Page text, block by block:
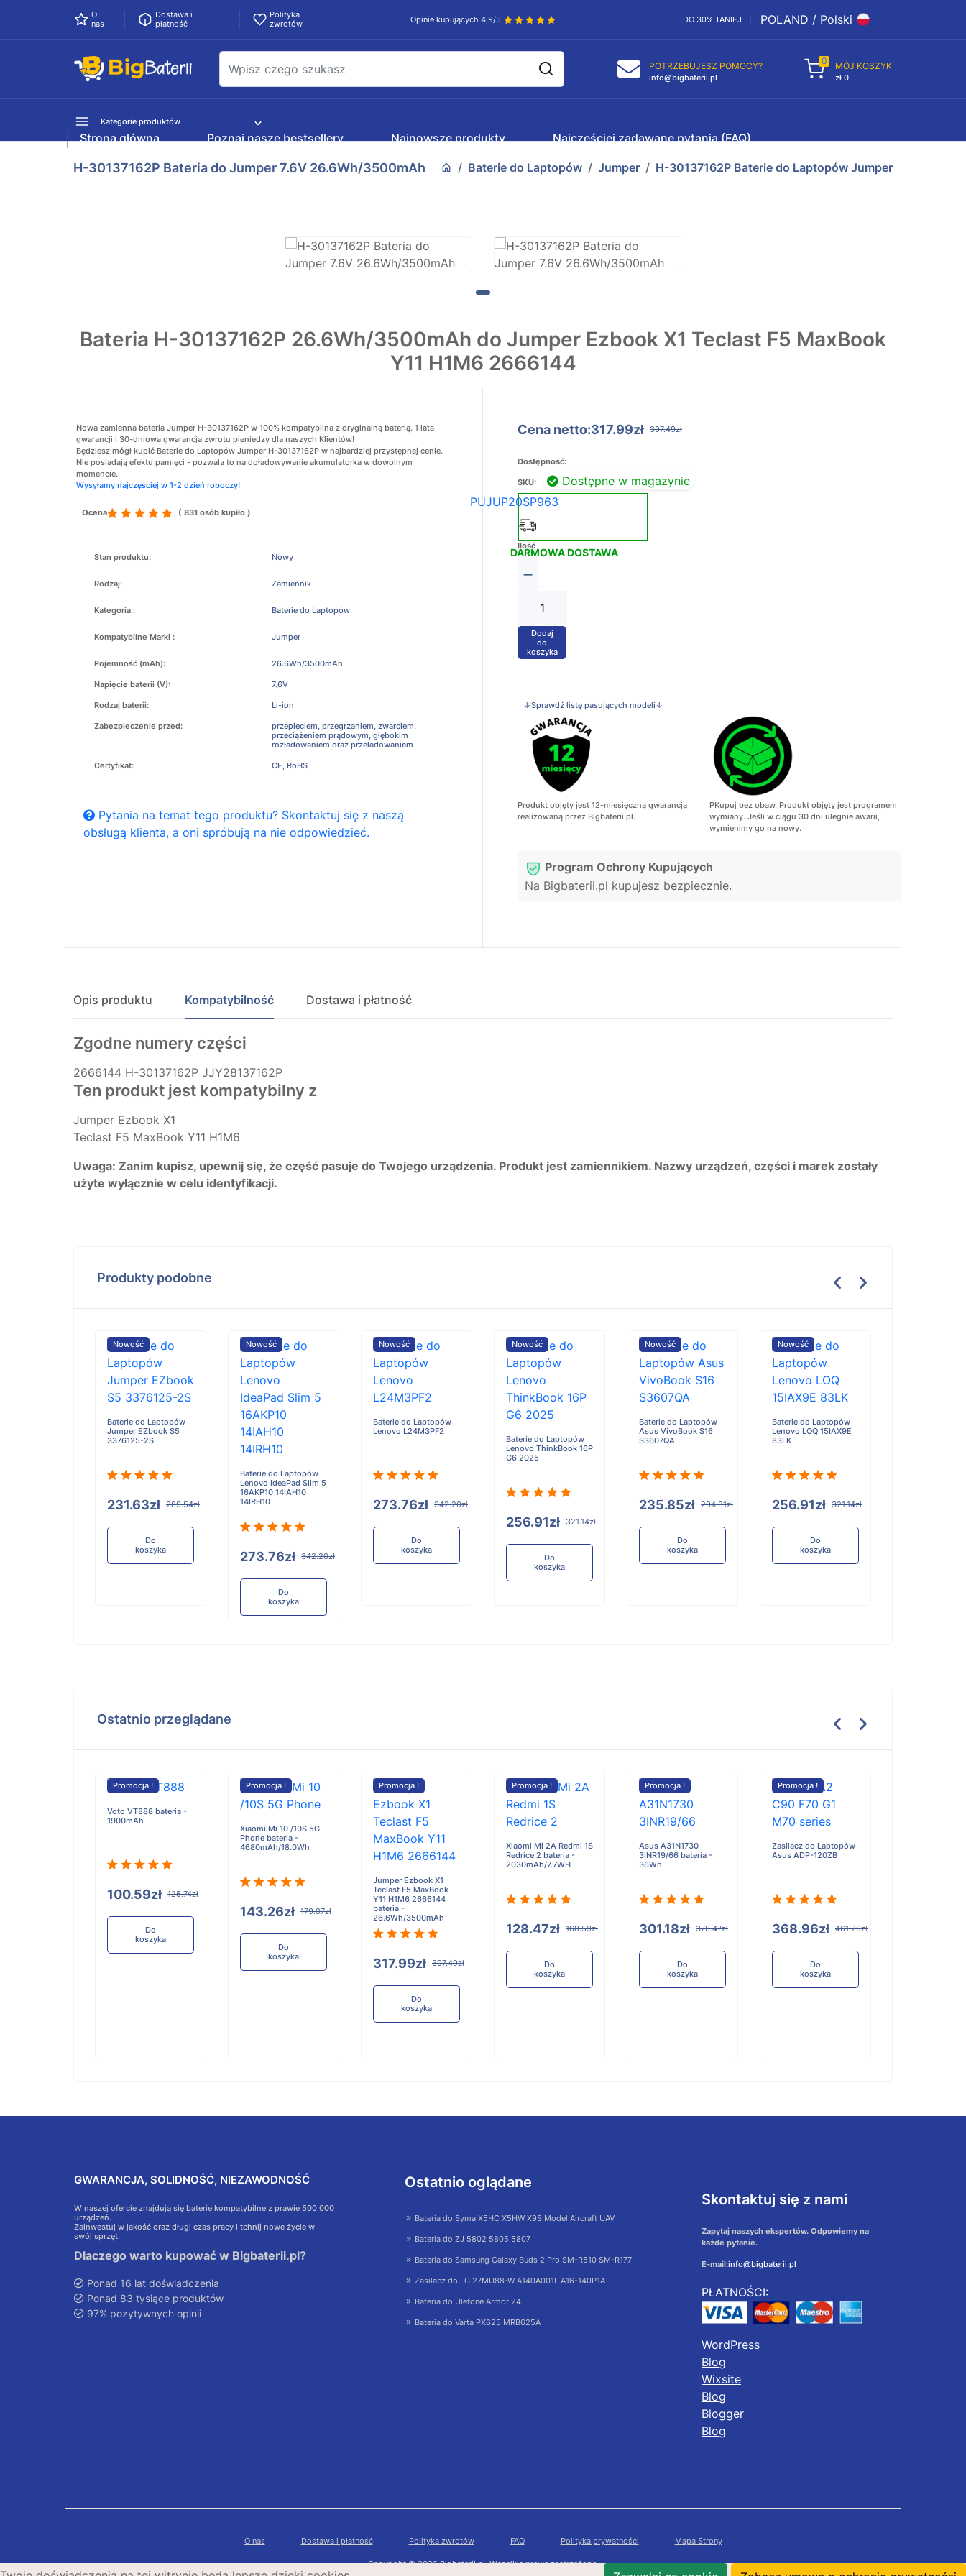
O
nas
Dostawa i
płatność
Polityka
zwrotów
Opinie kupujących 4,9/5 DO 30% TANIEJ POLAND / Polski
POTRZEBUJESZ POMOCY?
info@bigbaterii.pl
0 MÓJ KOSZYK
zł 0
Kategorie produktów
Strona główna Poznaj nasze bestsellery Najnowsze produkty Najczęściej zadawane pytania (FAQ)
H-30137162P Bateria do Jumper 7.6V 26.6Wh/3500mAh Baterie do Laptopów Jumper H-30137162P Baterie do Laptopów Jumper
Bateria H-30137162P 26.6Wh/3500mAh do Jumper Ezbook X1 Teclast F5 MaxBook
Y11 H1M6 2666144
Nowa zamienna bateria Jumper H-30137162P w 100% kompatybilna z oryginalną baterią. 1 lata
gwarancji i 30-dniowa gwarancja zwrotu pieniedzy dla naszych Klientów!
Będziesz mógł kupić Baterie do Laptopów Jumper H-30137162P w najbardziej przystępnej cenie.
Nie posiadają efektu pamięci - pozwala to na doładowywanie akumulatorka w dowolnym
momencie.
Wysyłamy najczęściej w 1-2 dzień roboczy!
Ocena ( 831 osób kupiło )
Stan produktu: Nowy
Rodzaj: Zamiennik
Kategoria : Baterie do Laptopów
Kompatybilne Marki : Jumper
Pojemność (mAh): 26.6Wh/3500mAh
Napięcie baterii (V): 7.6V
Rodzaj baterii: Li-ion
Zabezpieczenie przed:
przepięciem, przegrzaniem, zwarciem,
przeciążeniem prądowym, głębokim
rozładowaniem oraz przeładowaniem
Certyfikat: CE, RoHS
Pytania na temat tego produktu? Skontaktuj się z naszą
obsługą klienta, a oni spróbują na nie odpowiedzieć.
Cena netto:317.99zł 397.49zł
Dostępność:
Dostępne w magazynie
SKU:
PUJUP20SP963
DARMOWA DOSTAWA
Ilość
−
+
Dodaj
do
koszyka
↓Sprawdź listę pasujących modeli↓
Produkt objęty jest 12-miesięczną gwarancją
realizowaną przez Bigbaterii.pl.
PKupuj bez obaw. Produkt objęty jest programem
wymiany. Jeśli w ciągu 30 dni ulegnie awarii,
wymienimy go na nowy.
Program Ochrony Kupujących
Na Bigbaterii.pl kupujesz bezpiecznie.
Opis produktu Kompatybilność Dostawa i płatność
Zgodne numery części
2666144 H-30137162P JJY28137162P
Ten produkt jest kompatybilny z
Jumper Ezbook X1
Teclast F5 MaxBook Y11 H1M6
Uwaga: Zanim kupisz, upewnij się, że część pasuje do Twojego urządzenia. Produkt jest zamiennikiem. Nazwy urządzeń, części i marek zostały
użyte wyłącznie w celu identyfikacji.
Produkty podobne
Nowość
Baterie do Laptopów
Jumper EZbook S5
3376125-2S
231.63zł 289.54zł
Do
koszyka
Nowość
Baterie do Laptopów
Lenovo IdeaPad Slim 5
16AKP10 14IAH10
14IRH10
273.76zł 342.20zł
Do
koszyka
Nowość
Baterie do Laptopów
Lenovo L24M3PF2
273.76zł 342.20zł
Do
koszyka
Nowość
Baterie do Laptopów
Lenovo ThinkBook 16P
G6 2025
256.91zł 321.14zł
Do
koszyka
Nowość
Baterie do Laptopów
Asus VivoBook S16
S3607QA
235.85zł 294.81zł
Do
koszyka
Nowość
Baterie do Laptopów
Lenovo LOQ 15IAX9E
83LK
256.91zł 321.14zł
Do
koszyka
Ostatnio przeglądane
Promocja !
Voto VT888 bateria -
1900mAh
100.59zł 125.74zł
Do
koszyka
Promocja !
Xiaomi Mi 10 /10S 5G
Phone bateria -
4680mAh/18.0Wh
143.26zł 179.07zł
Do
koszyka
Promocja !
Jumper Ezbook X1
Teclast F5 MaxBook
Y11 H1M6 2666144
bateria -
26.6Wh/3500mAh
317.99zł 397.49zł
Do
koszyka
Promocja !
Xiaomi Mi 2A Redmi 1S
Redrice 2 bateria -
2030mAh/7.7WH
128.47zł 160.59zł
Do
koszyka
Promocja !
Asus A31N1730
3INR19/66 bateria -
36Wh
301.18zł 376.47zł
Do
koszyka
Promocja !
Zasilacz do Laptopów
Asus ADP-120ZB
368.96zł 461.20zł
Do
koszyka
GWARANCJA, SOLIDNOŚĆ, NIEZAWODNOŚĆ
W naszej ofercie znajdują się baterie kompatybilne z prawie 500 000
urządzeń.
Zainwestuj w jakość oraz długi czas pracy i tchnij nowe życie w
swój sprzęt.
Dlaczego warto kupować w Bigbaterii.pl?
Ponad 16 lat doświadczenia
Ponad 83 tysiące produktów
97% pozytywnych opinii
Ostatnio oglądane
Bateria do Syma X5HC X5HW X9S Model Aircraft UAV
Bateria do ZJ 5802 5805 5807
Bateria do Samsung Galaxy Buds 2 Pro SM-R510 SM-R177
Zasilacz do LG 27MU88-W A140A001L A16-140P1A
Bateria do Ulefone Armor 24
Bateria do Varta PX625 MRB625A
Skontaktuj się z nami
Zapytaj naszych ekspertów. Odpowiemy na
każde pytanie.
E-mail:info@bigbaterii.pl
PŁATNOŚCI:
WordPress
Blog
Wixsite
Blog
Blogger
Blog
O nas Dostawa i płatność Polityka zwrotów FAQ Polityka prywatności Mapa Strony
Copyright © 2026 Bigbaterii.pl. Wszelkie prawa zastrzeżone.